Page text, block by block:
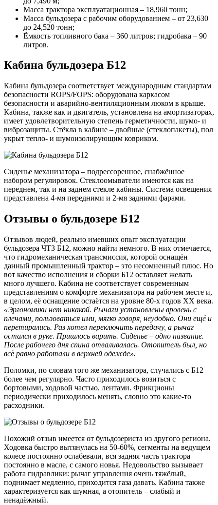
Масса трактора эксплуатационная – 18,960 тонн;
Масса бульдозера с рабочим оборудованием – от 23,630
до 24,520 тонн;
Ёмкость топливного бака – 360 литров; гидробака – 90
литров.
Кабина бульдозера Б12
Кабина бульдозера соответствует международным стандартам
безопасности ROPS/FOPS: оборудована каркасом
безопасности и аварийно-вентиляционным люком в крыше.
Кабина, также как и двигатель, установлена на амортизаторах,
имеет удовлетворительную степень герметичности, шумо- и
виброзащиты. Стёкла в кабине – двойные (стеклопакеты), пол
укрыт тепло- и шумоизолирующим ковриком.
Сиденье механизатора – подрессоренное, снабжённое
набором регулировок. Стеклоомыватели имеются как на
переднем, так и на заднем стекле кабины. Система освещения
представлена 4-мя передними и 2-мя задними фарами.
Отзывы о бульдозере Б12
Отзывов людей, реально имевших опыт эксплуатации
бульдозера ЧТЗ Б12, можно найти немного. В них отмечается,
что гидромеханическая трансмиссия, которой оснащён
данный промышленный трактор – это несомненный плюс. Но
вот качество исполнения и сборки Б12 оставляет желать
много лучшего. Кабина не соответствует современным
представлениям о комфорте механизатора на рабочем месте и,
в целом, её оснащение остаётся на уровне 80-х годов ХХ века.
«Эргономики нет никакой. Рычаги установлены вровень с
плечами, пользоваться ими, мягко говоря, неудобно. Они ещё и
перетирались. Раз хотел переключить передачу, а рычаг
остался в руке. Пришлось варить. Сиденье – одно название.
После рабочего дня спина отваливалась. Отопитель был, но
всё равно работали в верхней одежде».
Поломки, по словам того же механизатора, случались с Б12
более чем регулярно. Часто приходилось возиться с
бортовыми, ходовой частью, лентами. Фрикционы
периодически приходилось менять, словно это какие-то
расходники.
Похожий отзыв имеется от бульдозериста из другого региона.
Ходовка быстро вытянулась на 50-60%, сегменты на ведущем
колесе постоянно ослабевали, вся задняя часть трактора
постоянно в масле, с самого новья. Недовольство вызывает
работа гидравлики: рычаг управления очень тяжёлый,
поднимает медленно, приходится газа давать. Кабина также
характеризуется как шумная, а отопитель – слабый и
ненадёжный.